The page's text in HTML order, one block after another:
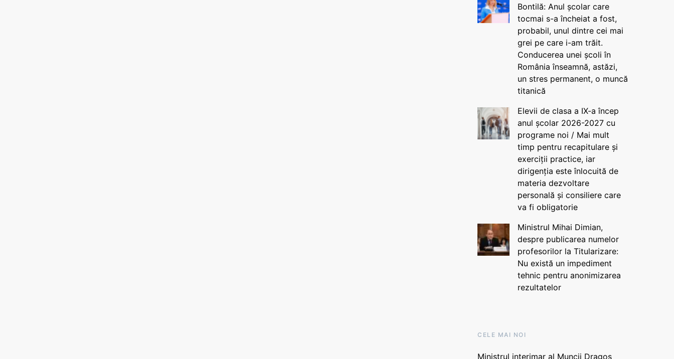
Bontilă: Anul școlar care
tocmai s-a încheiat a fost,
probabil, unul dintre cei mai
grei pe care i-am trăit.
Conducerea unei școli în
România înseamnă, astăzi,
un stres permanent, o muncă
titanică
Elevii de clasa a IX-a încep
anul școlar 2026-2027 cu
programe noi / Mai mult
timp pentru recapitulare și
exerciții practice, iar
dirigenția este înlocuită de
materia dezvoltare
personală și consiliere care
va fi obligatorie
Ministrul Mihai Dimian,
despre publicarea numelor
profesorilor la Titularizare:
Nu există un impediment
tehnic pentru anonimizarea
rezultatelor
CELE MAI NOI
Ministrul interimar al Muncii Dragos